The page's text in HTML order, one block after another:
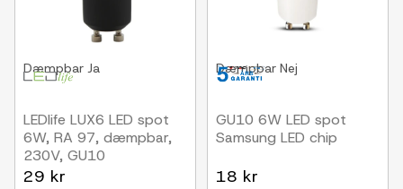
Dæmpbar Ja
LEDlife LUX6 LED spot
6W, RA 97, dæmpbar,
230V, GU10
29 kr
Dæmpbar Nej
GU10 6W LED spot
Samsung LED chip
18 kr